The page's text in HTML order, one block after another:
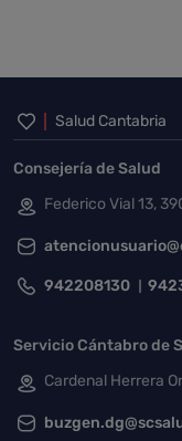
Inicio del
Salud Cantabria
Consejería de Salud
Federico Vial 13,
942208130
Servicio Cántabro de
Cardenal Herrera